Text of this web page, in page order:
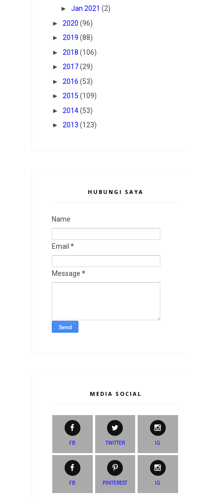
► Jan 2021 (2)
► 2020 (96)
► 2019 (88)
► 2018 (106)
► 2017(29)
► 2016 (53)
► 2015 (109)
► 2014(53)
► 2013 (123)
HUBUNGI SAYA
Name
Email *
Message *
MEDIA SOCIAL
FB TWITTER IG
FB PINTEREST IG